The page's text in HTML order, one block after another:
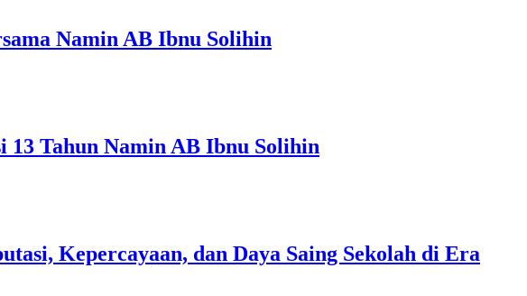
Namin AB Ibnu Solihin
13 Tahun Namin AB Ibnu Solihin
Kepercayaan, dan Daya Saing Sekolah di Era